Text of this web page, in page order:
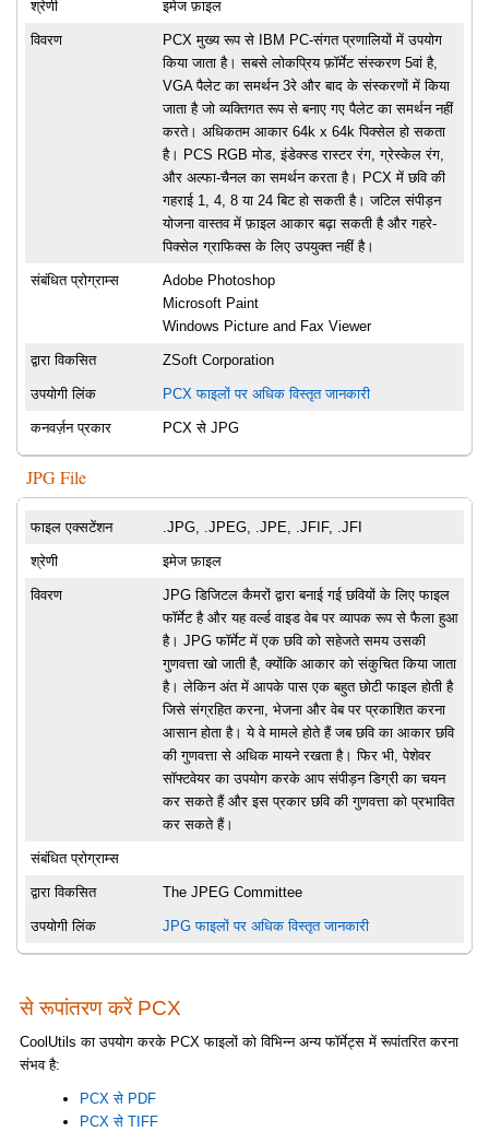
श्रेणी इमेज फ़ाइल
विवरण
PCX मुख्य रूप से IBM PC-संगत प्रणालियों में उपयोग
किया जाता है। सबसे लोकप्रिय फ़ॉर्मेट संस्करण 5वां है,
VGA पैलेट का समर्थन 3रे और बाद के संस्करणों में किया
जाता है जो व्यक्तिगत रूप से बनाए गए पैलेट का समर्थन नहीं
करते। अधिकतम आकार 64k x 64k पिक्सेल हो सकता
है। PCS RGB मोड, इंडेक्स्ड रास्टर रंग, ग्रेस्केल रंग,
और अल्फा-चैनल का समर्थन करता है। PCX में छवि की
गहराई 1, 4, 8 या 24 बिट हो सकती है। जटिल संपीड़न
योजना वास्तव में फ़ाइल आकार बढ़ा सकती है और गहरे-
पिक्सेल ग्राफिक्स के लिए उपयुक्त नहीं है।
संबंधित प्रोग्राम्स
Adobe Photoshop
Microsoft Paint
Windows Picture and Fax Viewer
द्वारा विकसित ZSoft Corporation
उपयोगी लिंक PCX फाइलों पर अधिक विस्तृत जानकारी
कनवर्ज़न प्रकार PCX से JPG
JPG File
फाइल एक्सटेंशन .JPG, .JPEG, .JPE, .JFIF, .JFI
श्रेणी इमेज फ़ाइल
विवरण
JPG डिजिटल कैमरों द्वारा बनाई गई छवियों के लिए फाइल
फॉर्मेट है और यह वर्ल्ड वाइड वेब पर व्यापक रूप से फैला हुआ
है। JPG फॉर्मेट में एक छवि को सहेजते समय उसकी
गुणवत्ता खो जाती है, क्योंकि आकार को संकुचित किया जाता
है। लेकिन अंत में आपके पास एक बहुत छोटी फाइल होती है
जिसे संग्रहित करना, भेजना और वेब पर प्रकाशित करना
आसान होता है। ये वे मामले होते हैं जब छवि का आकार छवि
की गुणवत्ता से अधिक मायने रखता है। फिर भी, पेशेवर
सॉफ्टवेयर का उपयोग करके आप संपीड़न डिग्री का चयन
कर सकते हैं और इस प्रकार छवि की गुणवत्ता को प्रभावित
कर सकते हैं।
संबंधित प्रोग्राम्स
द्वारा विकसित The JPEG Committee
उपयोगी लिंक JPG फाइलों पर अधिक विस्तृत जानकारी
से रूपांतरण करें PCX
CoolUtils का उपयोग करके PCX फाइलों को विभिन्न अन्य फॉर्मेट्स में रूपांतरित करना
संभव है:
PCX से PDF
PCX से TIFF